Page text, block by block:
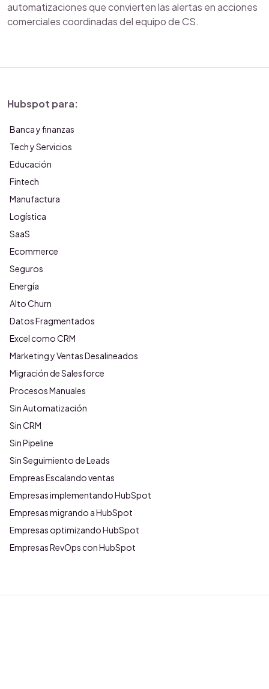
automatizaciones que convierten las alertas en acciones
comerciales coordinadas del equipo de CS.
Hubspot para:
Banca y finanzas
Tech y Servicios
Educación
Fintech
Manufactura
Logística
SaaS
Ecommerce
Seguros
Energía
Alto Churn
Datos Fragmentados
Excel como CRM
Marketing y Ventas Desalineados
Migración de Salesforce
Procesos Manuales
Sin Automatización
Sin CRM
Sin Pipeline
Sin Seguimiento de Leads
Empreas Escalando ventas
Empresas implementando HubSpot
Empresas migrando a HubSpot
Empresas optimizando HubSpot
Empresas RevOps con HubSpot